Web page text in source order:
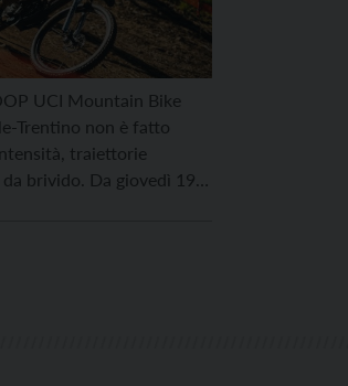
UCI Mountain Bike
Trentino non è fatto
traiettorie
brivido. Da giovedì 19 a